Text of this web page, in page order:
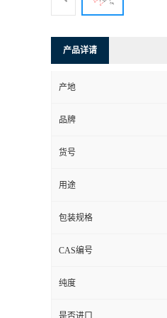
产品详请
产地
品牌
货号
用途
包装规格
CAS编号
纯度
是否进口